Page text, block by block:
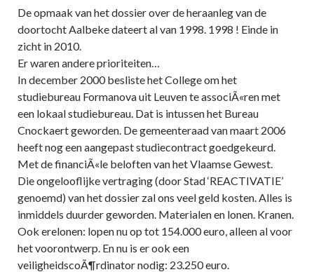
De opmaak van het dossier over de heraanleg van de
doortocht Aalbeke dateert al van 1998. 1998 ! Einde in
zicht in 2010.
Er waren andere prioriteiten…
In december 2000 besliste het College om het
studiebureau Formanova uit Leuven te associÃ«ren met
een lokaal studiebureau. Dat is intussen het Bureau
Cnockaert geworden. De gemeenteraad van maart 2006
heeft nog een aangepast studiecontract goedgekeurd.
Met de financiÃ«le beloften van het Vlaamse Gewest.
Die ongelooflijke vertraging (door Stad ‘REACTIVATIE’
genoemd) van het dossier zal ons veel geld kosten. Alles is
inmiddels duurder geworden. Materialen en lonen. Kranen.
Ook erelonen: lopen nu op tot 154.000 euro, alleen al voor
het voorontwerp. En nu is er ook een
veiligheidscoÃ¶rdinator nodig: 23.250 euro.